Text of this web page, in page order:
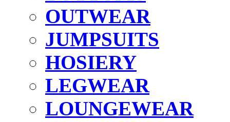
OUTWEAR
JUMPSUITS
HOSIERY
LEGWEAR
LOUNGEWEAR